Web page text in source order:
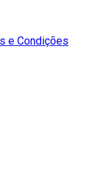
e Condições